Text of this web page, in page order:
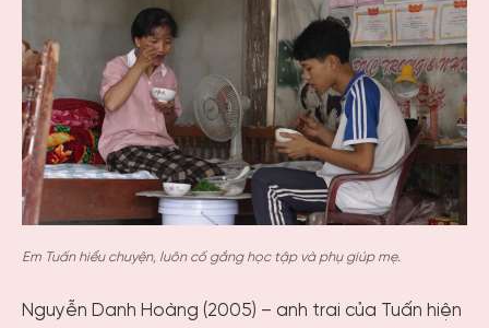
Em Tuấn hiểu chuyện, luôn cố gắng học tập và phụ giúp mẹ.
Nguyễn Danh Hoàng (2005) – anh trai của Tuấn hiện